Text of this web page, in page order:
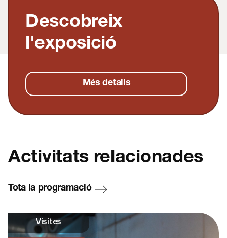
Descobreix
l'exposició
Més detalls
Activitats relacionades
Tota la programació
Visites